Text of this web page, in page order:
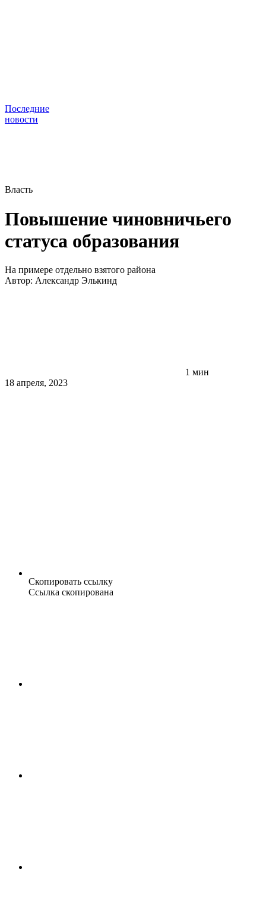
Последние
новости
Власть
Повышение чиновничьего
статуса образования
На примере отдельно взятого района
Автор: Александр Элькинд
1 мин
18 апреля, 2023
Скопировать ссылку
Ссылка скопирована